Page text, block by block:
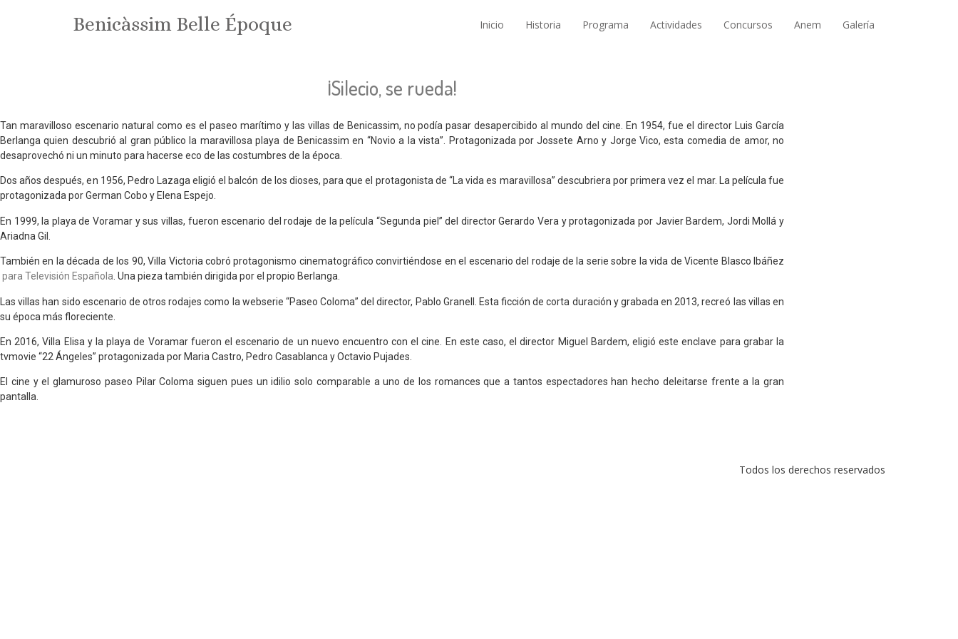
Benicàssim Belle Époque Inicio Historia Programa Actividades Concursos Anem Galería
¡Silecio, se rueda!
Tan maravilloso escenario natural como es el paseo marítimo y las villas de Benicassim, no podía pasar desapercibido al mundo del cine. En 1954, fue el director Luis García
Berlanga quien descubrió al gran público la maravillosa playa de Benicassim en “Novio a la vista”. Protagonizada por Jossete Arno y Jorge Vico, esta comedia de amor, no
desaprovechó ni un minuto para hacerse eco de las costumbres de la época.
Dos años después, en 1956, Pedro Lazaga eligió el balcón de los dioses, para que el protagonista de “La vida es maravillosa” descubriera por primera vez el mar. La película fue
protagonizada por German Cobo y Elena Espejo.
En 1999, la playa de Voramar y sus villas, fueron escenario del rodaje de la película “Segunda piel” del directorGerardo Vera y protagonizada por Javier Bardem, Jordi Mollá y
Ariadna Gil
También en la década de los 90, Villa Victoria cobró protagonismo cinematográfico convirtiéndose en el escenario del rodaje de la serie sobre la vida de Vicente Blasco Ibáñez
para Televisión Española . Una pieza también dirigida por el propio Berlanga.
Las villas han sido escenario de otros rodajes como la webserie “Paseo Coloma” del director, Pablo Granell. Esta ficción de corta duración y grabada en 2013, recreó las villas en
su época más floreciente.
En 2016, Villa Elisa y la playa de Voramar fueron el escenario de un nuevo encuentro con el cine. En este caso, el director Miguel Bardem, eligió este enclave para grabar la
tvmovie “22 Ángeles” protagonizada por Maria Castro, Pedro Casablanca y Octavio Pujades.
El cine y el glamuroso paseo Pilar Coloma siguen pues un idilio solo comparable a uno de los romances que a tantos espectadores han hecho deleitarse frente a la gran
pantalla.
Todos los derechos reservados